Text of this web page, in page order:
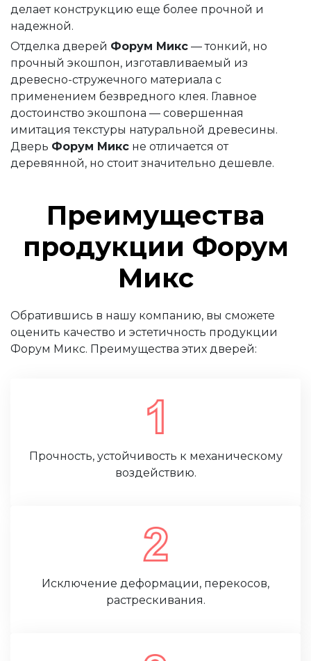
делает конструкцию еще более прочной и
надежной.
Отделка дверей Форум Микс —тонкий, но
прочный экошпон, изготавливаемый из
древесно-стружечного материала с
применением безвредного клея. Главное
достоинство экошпона — совершенная
имитация текстуры натуральной древесины.
Дверь Форум Микс не отличается от
деревянной, но стоит значительно дешевле.
Преимущества
продукции Форум
Микс
Обратившись в нашу компанию, вы сможете
оценить качество и эстетичность продукции
Форум Микс. Преимущества этих дверей:
Прочность, устойчивость к механическому
воздействию.
Исключение деформации, перекосов,
растрескивания.